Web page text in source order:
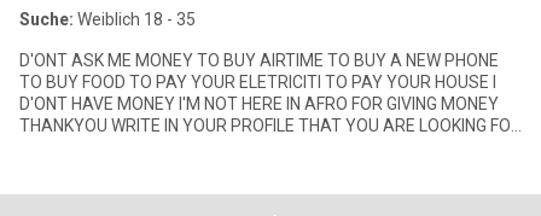
Suche: Weiblich 18 - 35
D'ONT ASK ME MONEY TO BUY AIRTIME TO BUY A NEW PHONE
TO BUY FOOD TO PAY YOUR ELETRICITI TO PAY YOUR HOUSE I
D'ONT HAVE MONEY I'M NOT HERE IN AFRO FOR GIVING MONEY
THANKYOU WRITE IN YOUR PROFILE THAT YOU ARE LOOKING FOR